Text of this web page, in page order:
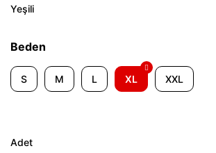
Beden
S M L XL XXL
Adet